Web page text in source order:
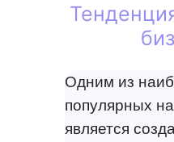
Одним из
популярных
является